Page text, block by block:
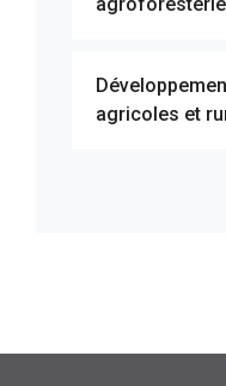
agricoles et